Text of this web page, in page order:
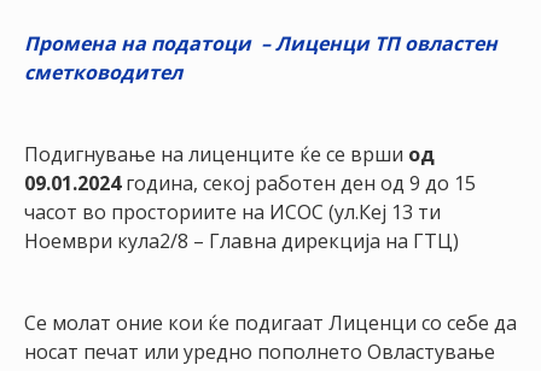
Промена на податоци – Лиценци ТП овластен
сметководител
Подигнување на лиценците ќе се врши од
09.01.2024година, секој работен ден од 9 до 15
часот во просториите на ИСОС (ул.Кеј 13 ти
Ноември кула2/8 – Главна дирекција на ГТЦ)
Се молат оние кои ќе подигаат Лиценци со себе да
носат печат или уредно пополнето Овластување